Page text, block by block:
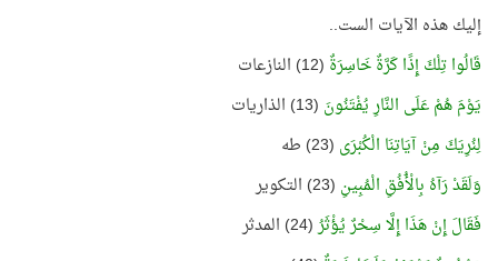
إليك هذه الآيات الست..
قَالُوا تِلْكَ إِذًا كَرَّةٌ خَاسِرَةٌ (12) النازعات
يَوْمَ هُمْ عَلَى النَّارِ يُفْتَنُونَ (13) الذاريات
لِنُرِيَكَ مِنْ آيَاتِنَا الْكُبْرَى (23) طه
وَلَقَدْ رَآهُ بِالْأُفُقِ الْمُبِينِ (23) التكوير
فَقَالَ إِنْ هَذَا إِلَّا سِحْرٌ يُؤْثَرُ(24) المدثر